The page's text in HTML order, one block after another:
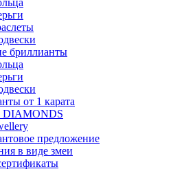
бриллианты
от 1 карата
DIAMONDS
предложение
в виде змеи